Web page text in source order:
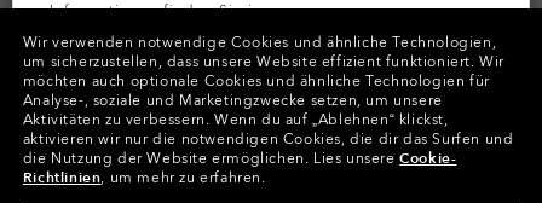
Farbe: GläserPrizm Gaming™ 2.0,
In Raten zahlen
Wir verwenden notwendige Cookies und ähnliche Technologien,
um sicherzustellen, dass unsere Website effizient funktioniert. Wir
möchten auch optionale Cookies und ähnliche Technologien für
Analyse-, soziale und Marketingzwecke setzen, um unsere
Aktivitäten zu verbessern. Wenn du auf „Ablehnen“ klickst,
aktivieren wir nur die notwendigen Cookies, die dir das Surfen und
die Nutzung der Website ermöglichen. Lies unsereCookie-
Richtlinien, um mehr zu erfahren.
Informationen finden Sie in unserer
Datenschutzbestimmungen ).
MELDEN SIE